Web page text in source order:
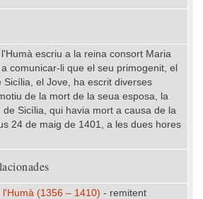
escriu a la reina consort Maria
comunicar-li que el seu primogenit, el
Sicília, el Jove, ha escrit diverses
de la mort de la seua esposa, la
de Sicília, qui havia mort a causa de la
24 de maig de 1401, a les dues hores
l'Humà (1356 – 1410) - remitent